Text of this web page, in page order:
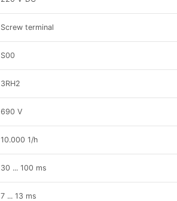
Screw terminal
S00
3RH2
690 V
10.000 1/h
30 ... 100 ms
7 ... 13 ms